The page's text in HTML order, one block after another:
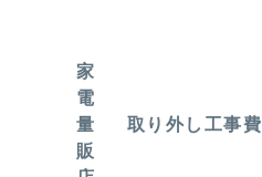
家
電
量
販
取り外し工事費